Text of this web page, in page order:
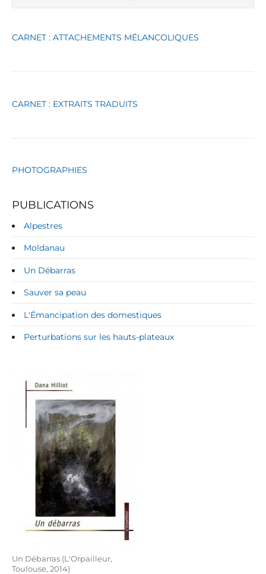
t
o
CARNET : ATTACHEMENTS MÉLANCOLIQUES
CARNET : EXTRAITS TRADUITS
PHOTOGRAPHIES
PUBLICATIONS
Alpestres
Moldanau
Un Débarras
Sauver sa peau
L'Émancipation des domestiques
Perturbations sur les hauts-plateaux
Un Débarras (L'Orpailleur,
Toulouse, 2014)